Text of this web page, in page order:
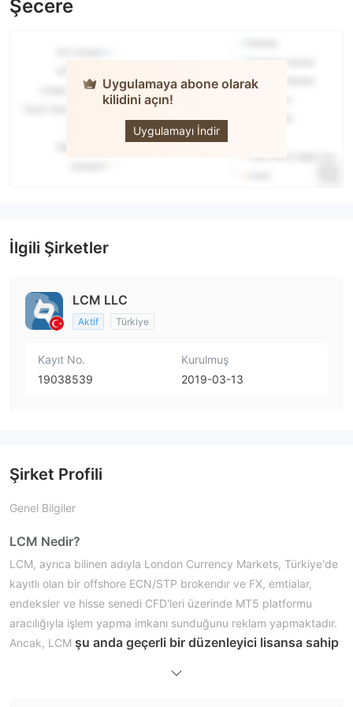
Şecere
Uygulamaya abone olarak
kilidini açın!
Uygulamayı İndir
İlgili Şirketler
LCM LLC
Aktif Türkiye
Kayıt No.
19038539
Kurulmuş
2019-03-13
Şirket Profili
Genel Bilgiler
LCM Nedir?
LCM, ayrıca bilinen adıyla London Currency Markets, Türkiye'de
kayıtlı olan bir offshore ECN/STP brokerıdır ve FX, emtialar,
endeksler ve hisse senedi CFD'leri üzerinde MT5 platformu
aracılığıyla işlem yapma imkanı sunduğunu reklam yapmaktadır.
Ancak, LCM şu anda geçerli bir düzenleyici lisansa sahip